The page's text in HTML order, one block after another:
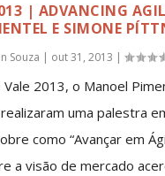
| ADVANCING
E SIMONE
Souza | out 31, 2013 |
2013, o Manoel
uma palestra
como “Avançar em
a visão de mercado